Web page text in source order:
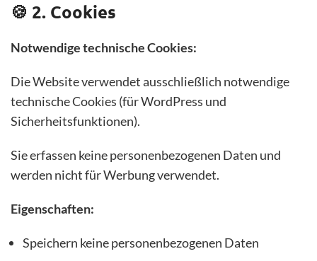
🍪 2. Cookies
Notwendige technische Cookies:
Die Website verwendet ausschließlich notwendige
technische Cookies (für WordPress und
Sicherheitsfunktionen).
Sie erfassen keine personenbezogenen Daten und
werden nicht für Werbung verwendet.
Eigenschaften:
Speichern keine personenbezogenen Daten